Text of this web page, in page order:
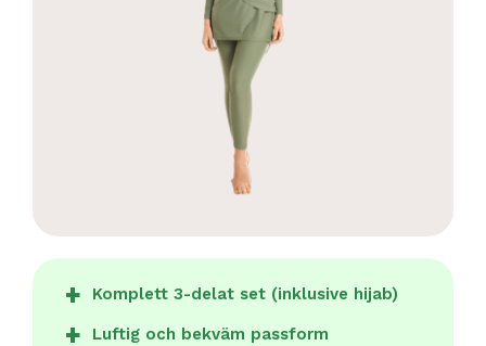
Komplett 3-delat set (inklusive hijab)
Luftig och bekväm passform